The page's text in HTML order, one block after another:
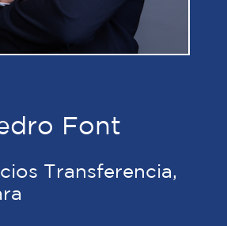
Font
Transferencia,